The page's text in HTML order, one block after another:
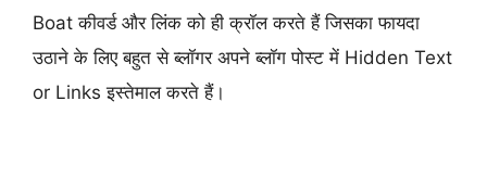
Boat कीवर्ड और लिंक को ही क्रॉल करते हैं जिसका फायदा
उठाने के लिए बहुत से ब्लॉगर अपने ब्लॉग पोस्ट में Hidden Text
or Links इस्तेमाल करते हैं।